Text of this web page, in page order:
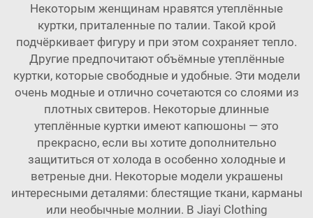
Некоторым женщинам нравятся утеплённые
куртки, приталенные по талии. Такой крой
подчёркивает фигуру и при этом сохраняет тепло.
Другие предпочитают объёмные утеплённые
куртки, которые свободные и удобные. Эти модели
очень модные и отлично сочетаются со слоями из
плотных свитеров. Некоторые длинные
утеплённые куртки имеют капюшоны — это
прекрасно, если вы хотите дополнительно
защититься от холода в особенно холодные и
ветреные дни. Некоторые модели украшены
интересными деталями: блестящие ткани, карманы
или необычные молнии. В Jiayi Clothing